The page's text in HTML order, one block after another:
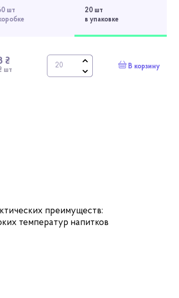
шт
20 шт
в упаковке
₴
шт В корзину
преимуществ:
температур напитков